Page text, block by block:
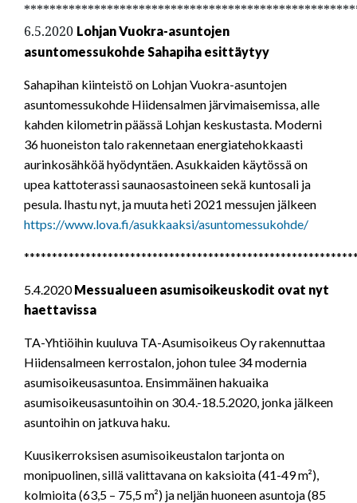
6.5.2020 Lohjan Vuokra-asuntojen
asuntomessukohde Sahapiha esittäytyy
Sahapihan kiinteistö on Lohjan Vuokra-asuntojen
asuntomessukohde Hiidensalmen järvimaisemissa, alle
kahden kilometrin päässä Lohjan keskustasta. Moderni
36 huoneiston talo rakennetaan energiatehokkaasti
aurinkosähköä hyödyntäen. Asukkaiden käytössä on
upea kattoterassi saunaosastoineen sekä kuntosali ja
pesula. Ihastu nyt, ja muuta heti 2021 messujen jälkeen
https://www.lova.fi/asukkaaksi/asuntomessukohde/
5.4.2020Messualueen asumisoikeuskodit ovat nyt
haettavissa
TA-Yhtiöihin kuuluva TA-Asumisoikeus Oy rakennuttaa
Hiidensalmeen kerrostalon, johon tulee 34 modernia
asumisoikeusasuntoa. Ensimmäinen hakuaika
asumisoikeusasuntoihin on 30.4.-18.5.2020, jonka jälkeen
asuntoihin on jatkuva haku.
Kuusikerroksisen asumisoikeustalon tarjonta on
monipuolinen, sillä valittavana on kaksioita (41-49 m²),
kolmioita (63,5 – 75,5 m²) ja neljän huoneen asuntoja (85